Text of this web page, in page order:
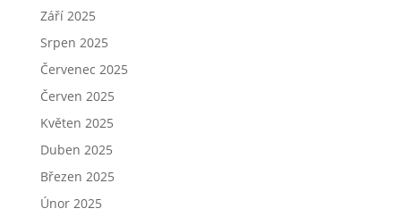
Září 2025
Srpen 2025
Červenec 2025
Červen 2025
Květen 2025
Duben 2025
Březen 2025
Únor 2025